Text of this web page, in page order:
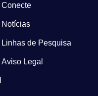
Conecte
Notícias
Linhas de Pesquisa
Aviso Legal